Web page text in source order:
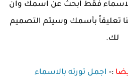
الاسماء فقط ابحث عن اسمك وان
تعليقاً بأسمك وسيتم التصميم
لك.
:- اجمل تورته بالاسماء